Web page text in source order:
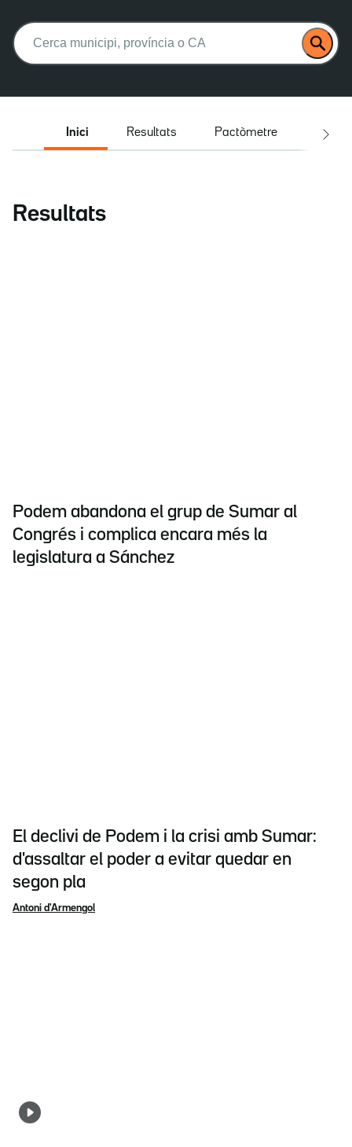
Buscar:
Inici Resultats Pactòmetre
Resultats
Podem abandona el grup de Sumar al
Congrés i complica encara més la
legislatura a Sánchez
El declivi de Podem i la crisi amb Sumar:
d'assaltar el poder a evitar quedar en
segon pla
Antoni d'Armengol